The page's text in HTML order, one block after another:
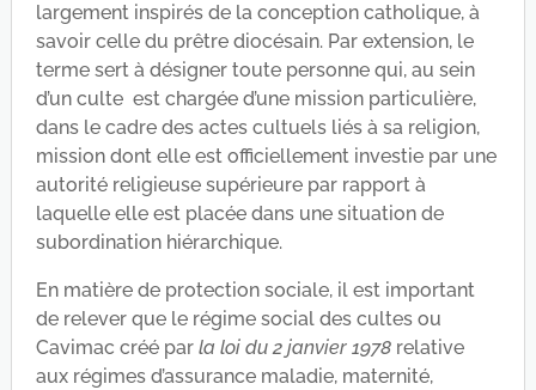
largement inspirés de la conception catholique, à
savoir celle du prêtre diocésain. Par extension, le
terme sert à désigner toute personne qui, au sein
d’un culte est chargée d’une mission particulière,
dans le cadre des actes cultuels liés à sa religion,
mission dont elle est officiellement investie par une
autorité religieuse supérieure par rapport à
laquelle elle est placée dans une situation de
subordination hiérarchique.
En matière de protection sociale, il est important
de relever que le régime social des cultes ou
Cavimac créé par la loi du 2 janvier 1978relative
aux régimes d’assurance maladie, maternité,